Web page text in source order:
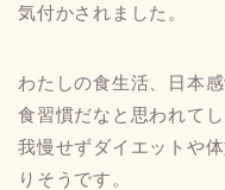
気付かされました。
わたしの食生活、日本
食習慣だなと思われて
我慢せずダイエットや
りそうです。